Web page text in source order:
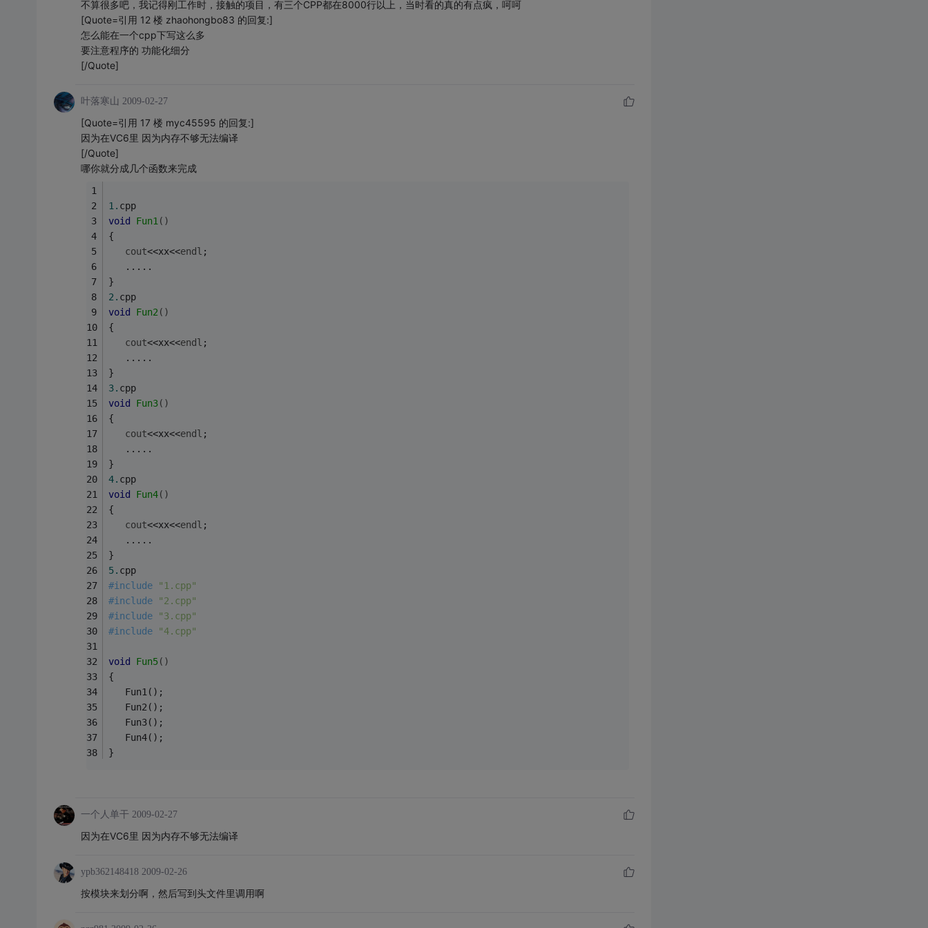
不算很多吧，我记得刚工作时，接触的项目，有三个CPP都在8000行以上，当时看的真的有点疯，呵呵
[Quote=引用 12 楼 zhaohongbo83 的回复:]
怎么能在一个cpp下写这么多
要注意程序的 功能化细分
[/Quote]
叶落寒山 2009-02-27
[Quote=引用 17 楼 myc45595 的回复:]
因为在VC6里 因为内存不够无法编译
[/Quote]
哪你就分成几个函数来完成
1. cpp
void
Fun1 ()
{
cout<<xx<<endl ;
   .....
}
2. cpp
void
Fun2 ()
{
cout<<xx<<endl ;
   .....
}
3. cpp
void
Fun3()
{
cout<<xx<<endl ;
   .....
}
4. cpp
void
Fun4()
{
cout<<xx<<endl ;
   .....
}
5. cpp
#include
"1.cpp"
#include
"2.cpp"
#include
"3.cpp"
#include "4.cpp"
void Fun5()
{
   Fun1();
   Fun2();
   Fun3();
   Fun4();
}
一个人单干 2009-02-27
因为在VC6里 因为内存不够无法编译
ypb362148418 2009-02-26
按模块来划分啊，然后写到头文件里调用啊